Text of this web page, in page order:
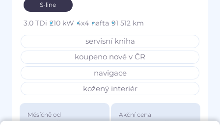
S-line
3.0 TDi 210 kW 4x4 nafta 91 512 km
servisní kniha
koupeno nové v ČR
navigace
kožený interiér
Měsíčně od
3 417 Kč
Akční cena
1 149 000 Kč